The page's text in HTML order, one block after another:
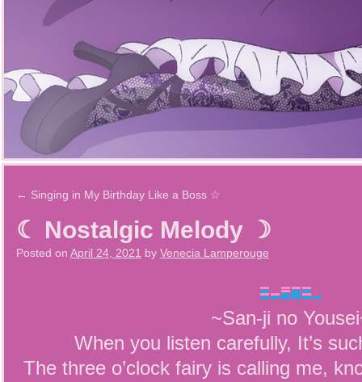
← Singing in My Birthday Like a Boss ☆
☾ Nostalgic Melody ☽
Posted on April 24, 2021 by Venecia Lamperouge
~San-ji no
When you listen carefully, It’s
The three o’clock fairy is calling me,